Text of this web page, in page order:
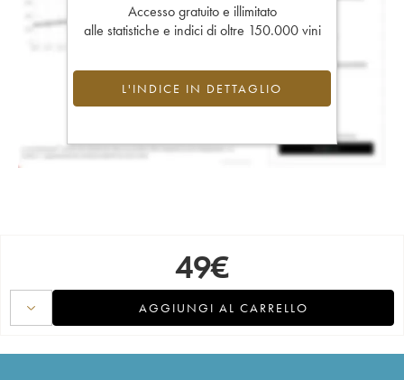
Accesso gratuito e illimitato
alle statistiche e indici di oltre 150.000 vini
L'INDICE IN DETTAGLIO
49€
AGGIUNGI AL CARRELLO